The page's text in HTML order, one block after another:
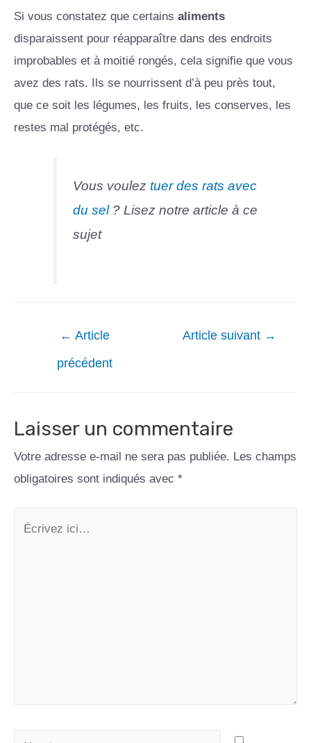
Si vous constatez que certains aliments
disparaissent pour réapparaître dans des endroits
improbables et à moitié rongés, cela signifie que vous
avez des rats. Ils se nourrissent d’à peu près tout,
que ce soit les légumes, les fruits, les conserves, les
restes mal protégés, etc.
Vous vouleztuer des rats avec
du sel? Lisez notre article à ce
sujet
← Article
précédent
Article suivant →
Laisser un commentaire
Votre adresse e-mail ne sera pas publiée. Les champs
obligatoires sont indiqués avec *